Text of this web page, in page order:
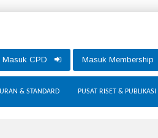
Masuk CPD Masuk Membership
& STANDARD PUSAT RISET & PUBLIKASI